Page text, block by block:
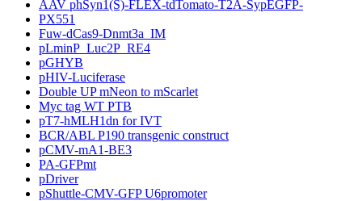
AAV phSyn1(S)-FLEX-tdTomato-T2A-SypEGFP-
PX551
Fuw-dCas9-Dnmt3a_IM
pLminP_Luc2P_RE4
pGHYB
pHIV-Luciferase
Double UP mNeon to mScarlet
Myc tag WT PTB
pT7-hMLH1dn for IVT
BCR/ABL P190 transgenic construct
pCMV-mA1-BE3
PA-GFPmt
pDriver
pShuttle-CMV-GFP U6promoter